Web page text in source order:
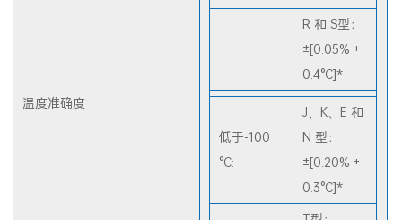
0.3°C]*
R 和 S型：
±[0.05% +
0.4°C]*
低于-100
J、K、E 和
N 型：
±[0.20% +
0.3°C]*